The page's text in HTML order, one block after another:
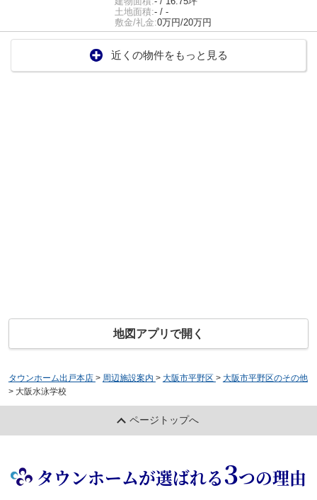
土地面積:- / -
敷金/礼金:0万円/20万円
近くの物件をもっと見る
地図アプリで開く
タウンホーム出戸本店 > 周辺施設案内 > 大阪市平野区 > 大阪市平野区のその他
> 大阪水泳学校
ページトップへ
タウンホームが選ばれる3つの理由